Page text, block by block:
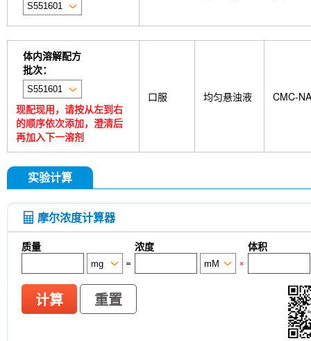
体内溶解配方
批次：
现配现用，请按从左到右
的顺序依次添加，澄清后
再加入下一溶剂
口服 均匀悬浊液 CMC-NA
实验计算
摩尔浓度计算器
质量 浓度
体积
=
×
计算 重置